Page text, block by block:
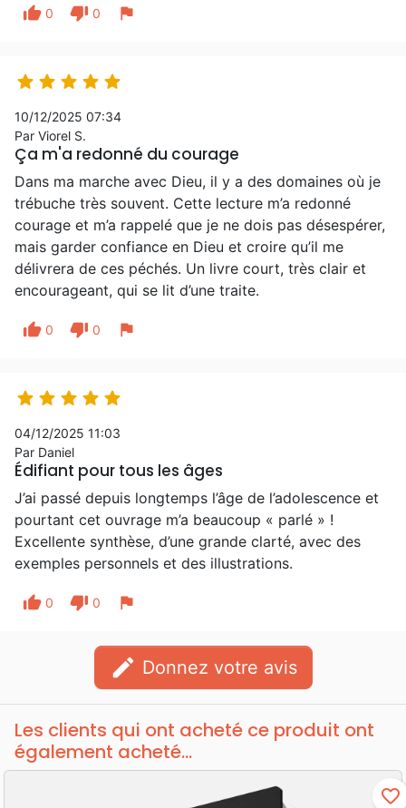
thumb_up 0 thumb_down 0 flag
    
10/12/2025 07:34
Par Viorel S.
Ça m'a redonné du courage
Dans ma marche avec Dieu, il y a des domaines où je
trébuche très souvent. Cette lecture m’a redonné
courage et m’a rappelé que je ne dois pas désespérer,
mais garder confiance en Dieu et croire qu’il me
délivrera de ces péchés. Un livre court, très clair et
encourageant, qui se lit d’une traite.
thumb_up 0 thumb_down 0 flag
    
04/12/2025 11:03
Par Daniel
Édifiant pour tous les âges
J’ai passé depuis longtemps l’âge de l’adolescence et
pourtant cet ouvrage m’a beaucoup « parlé » !
Excellente synthèse, d’une grande clarté, avec des
exemples personnels et des illustrations.
thumb_up 0 thumb_down 0 flag
edit Donnez votre avis
Les clients qui ont acheté ce produit ont
également acheté...
favorite_border